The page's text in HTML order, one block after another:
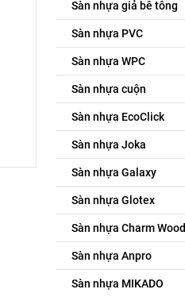
Sàn nhựa giả bê tông
Sàn nhựa PVC
Sàn nhựa WPC
Sàn nhựa cuộn
Sàn nhựa EcoClick
Sàn nhựa Joka
Sàn nhựa Galaxy
Sàn nhựa Glotex
Sàn nhựa Charm Wood
Sàn nhựa Anpro
Sàn nhựa MIKADO